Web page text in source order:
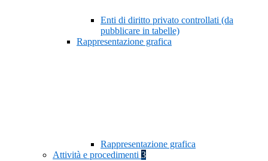
Enti di diritto privato controllati (da
pubblicare in tabelle)
Rappresentazione grafica
Rappresentazione grafica
Attività e procedimenti 3